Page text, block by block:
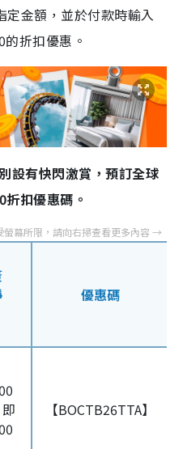
金額，並於付款時輸入
折扣優惠。
設有快閃激賞，預訂全球
扣優惠碼。
優惠碼
【BOCTB26TTA】